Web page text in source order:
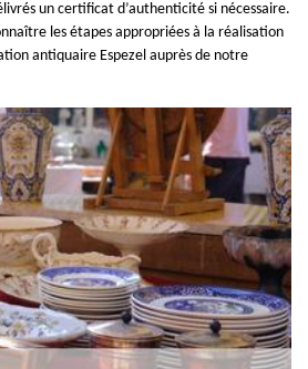
un certificat d’authenticité si nécessaire.
les étapes appropriées à la réalisation
antiquaire Espezel auprès de notre